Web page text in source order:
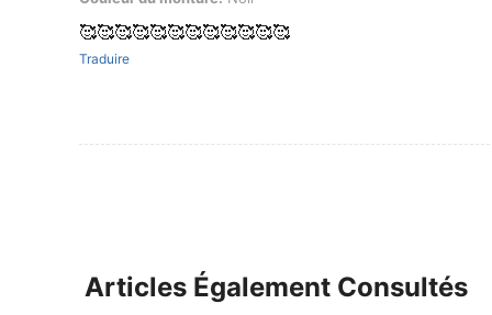
🥰🥰🥰🥰🥰🥰🥰🥰🥰🥰🥰🥰
Traduire
Articles Également Consultés